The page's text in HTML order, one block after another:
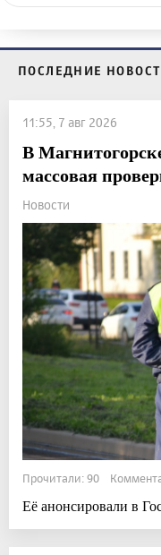
ПОСЛЕДНИЕ
11:55, 7 авг 2026
В
массовая
Новости
Прочитали: 90
Её анонсировали в